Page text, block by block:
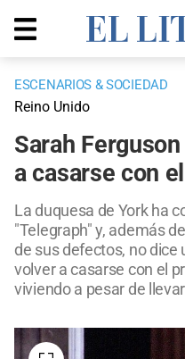
ESCENARIOS & SOCIEDAD
Reino Unido
Sarah
a casarse con
La duquesa de York ha
"Telegraph" y, además
de sus defectos, no dice
volver a casarse con el
viviendo a pesar de